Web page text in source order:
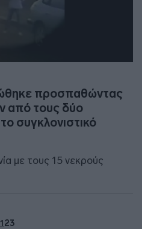
προσπαθώντας
από τους δύο
συγκλονιστικό
με τους 15 νεκρούς
123